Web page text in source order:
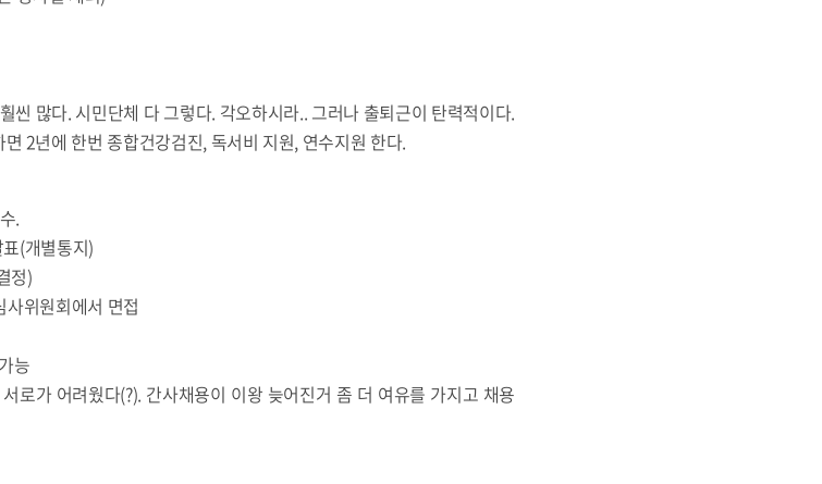
많다. 시민단체 다 그렇다. 각오하시라.. 그러나 출퇴근이 탄력적이다.
2년에 한번 종합건강검진, 독서비 지원, 연수지원 한다.
.
(개별통지)
정)
위원회에서 면접
능
로가 어려웠다(?). 간사채용이 이왕 늦어진거 좀 더 여유를 가지고 채용